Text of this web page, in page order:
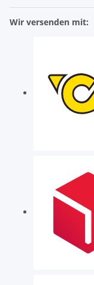
Wir versenden mit: